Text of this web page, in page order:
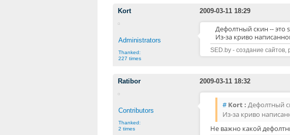
Kort 2009-03-11 18:29
Administrators
Thanked:
227 times
Дефолтный скин -- это
Из-за криво
SED.by - создание сайтов,
Ratibor 2009-03-11 18:32
Contributors
Thanked:
2 times
# Kort : Дефолтный
Из-за криво
Не важно какой